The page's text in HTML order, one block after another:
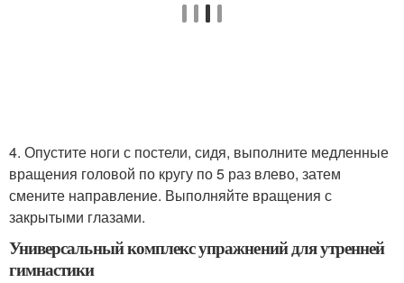
4. Опустите ноги с постели, сидя, выполните медленные
вращения головой по кругу по 5 раз влево, затем
смените направление. Выполняйте вращения с
закрытыми глазами.
Универсальный комплекс упражнений для утренней
гимнастики